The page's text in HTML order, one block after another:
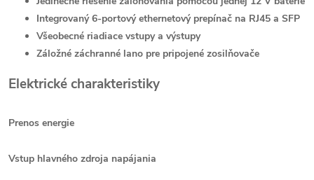
Integrovaný 6-portový ethernetový prepínač na RJ45 a SFP
Všeobecné riadiace vstupy a výstupy
Záložné záchranné lano pre pripojené zosilňovače
Elektrické charakteristiky
Prenos energie
Vstup hlavného zdroja napájania